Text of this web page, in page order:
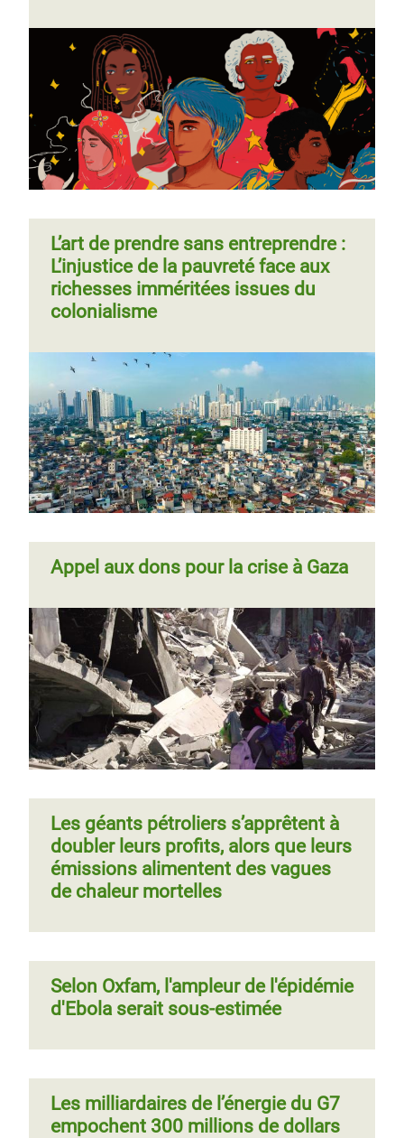
L’art de prendre sans entreprendre :
L’injustice de la pauvreté face aux
richesses imméritées issues du
colonialisme
Appel aux dons pour la crise à Gaza
Les géants pétroliers s’apprêtent à
doubler leurs profits, alors que leurs
émissions alimentent des vagues
de chaleur mortelles
Selon Oxfam, l'ampleur de l'épidémie
d'Ebola serait sous-estimée
Les milliardaires de l’énergie du G7
empochent 300 millions de dollars